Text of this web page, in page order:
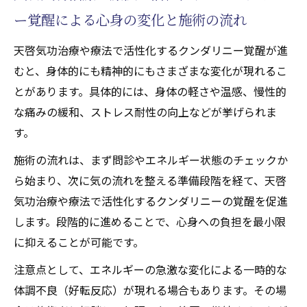
ー覚醒による心身の変化と施術の流れ
天啓気功治療や療法で活性化するクンダリニー覚醒が進
むと、身体的にも精神的にもさまざまな変化が現れるこ
とがあります。具体的には、身体の軽さや温感、慢性的
な痛みの緩和、ストレス耐性の向上などが挙げられま
す。
施術の流れは、まず問診やエネルギー状態のチェックか
ら始まり、次に気の流れを整える準備段階を経て、天啓
気功治療や療法で活性化するクンダリニーの覚醒を促進
します。段階的に進めることで、心身への負担を最小限
に抑えることが可能です。
注意点として、エネルギーの急激な変化による一時的な
体調不良（好転反応）が現れる場合もあります。その場